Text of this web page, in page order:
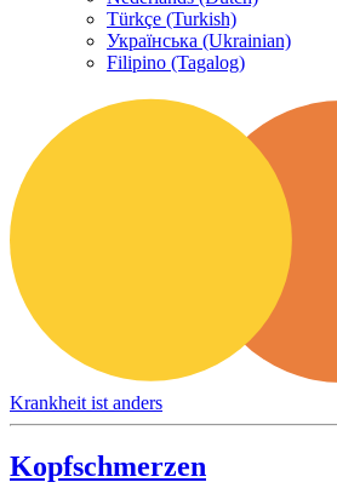
Türkçe (Turkish)
Українська (Ukrainian)
Filipino (Tagalog)
Krankheit ist anders
Kopfschmerzen